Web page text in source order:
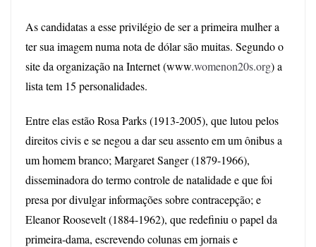
As candidatas a esse privilégio de ser a primeira mulher a
ter sua imagem numa nota de dólar são muitas. Segundo o
site da organização na Internet (www.womenon20s.org) a
lista tem 15 personalidades.
Entre elas estão Rosa Parks (1913-2005), que lutou pelos
direitos civis e se negou a dar seu assento em um ônibus a
um homem branco; Margaret Sanger (1879-1966),
disseminadora do termo controle de natalidade e que foi
presa por divulgar informações sobre contracepção; e
Eleanor Roosevelt (1884-1962), que redefiniu o papel da
primeira-dama, escrevendo colunas em jornais e